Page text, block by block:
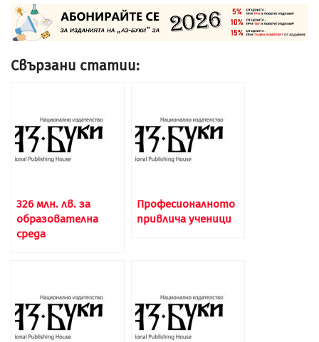
Свързани статии:
326 млн. лв. за
образователна
среда
Професионалното
привлича ученици